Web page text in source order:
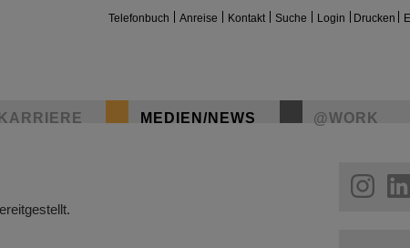
Telefonbuch Anreise Kontakt Suche Login Drucken
MEDIEN/NEWS @WORK
helmholtz.social
facebook